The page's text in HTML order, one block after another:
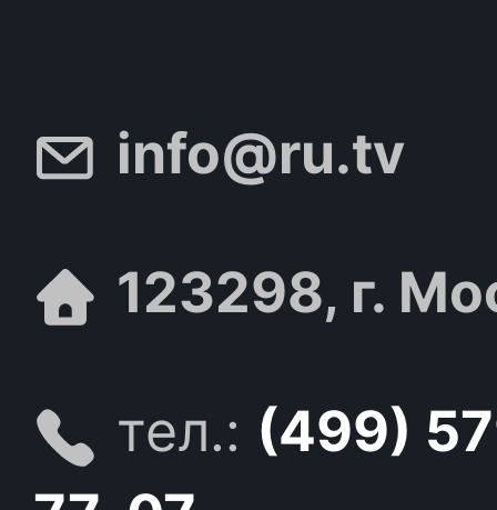
info@ru.tv
123298, г.
тел.: (499)